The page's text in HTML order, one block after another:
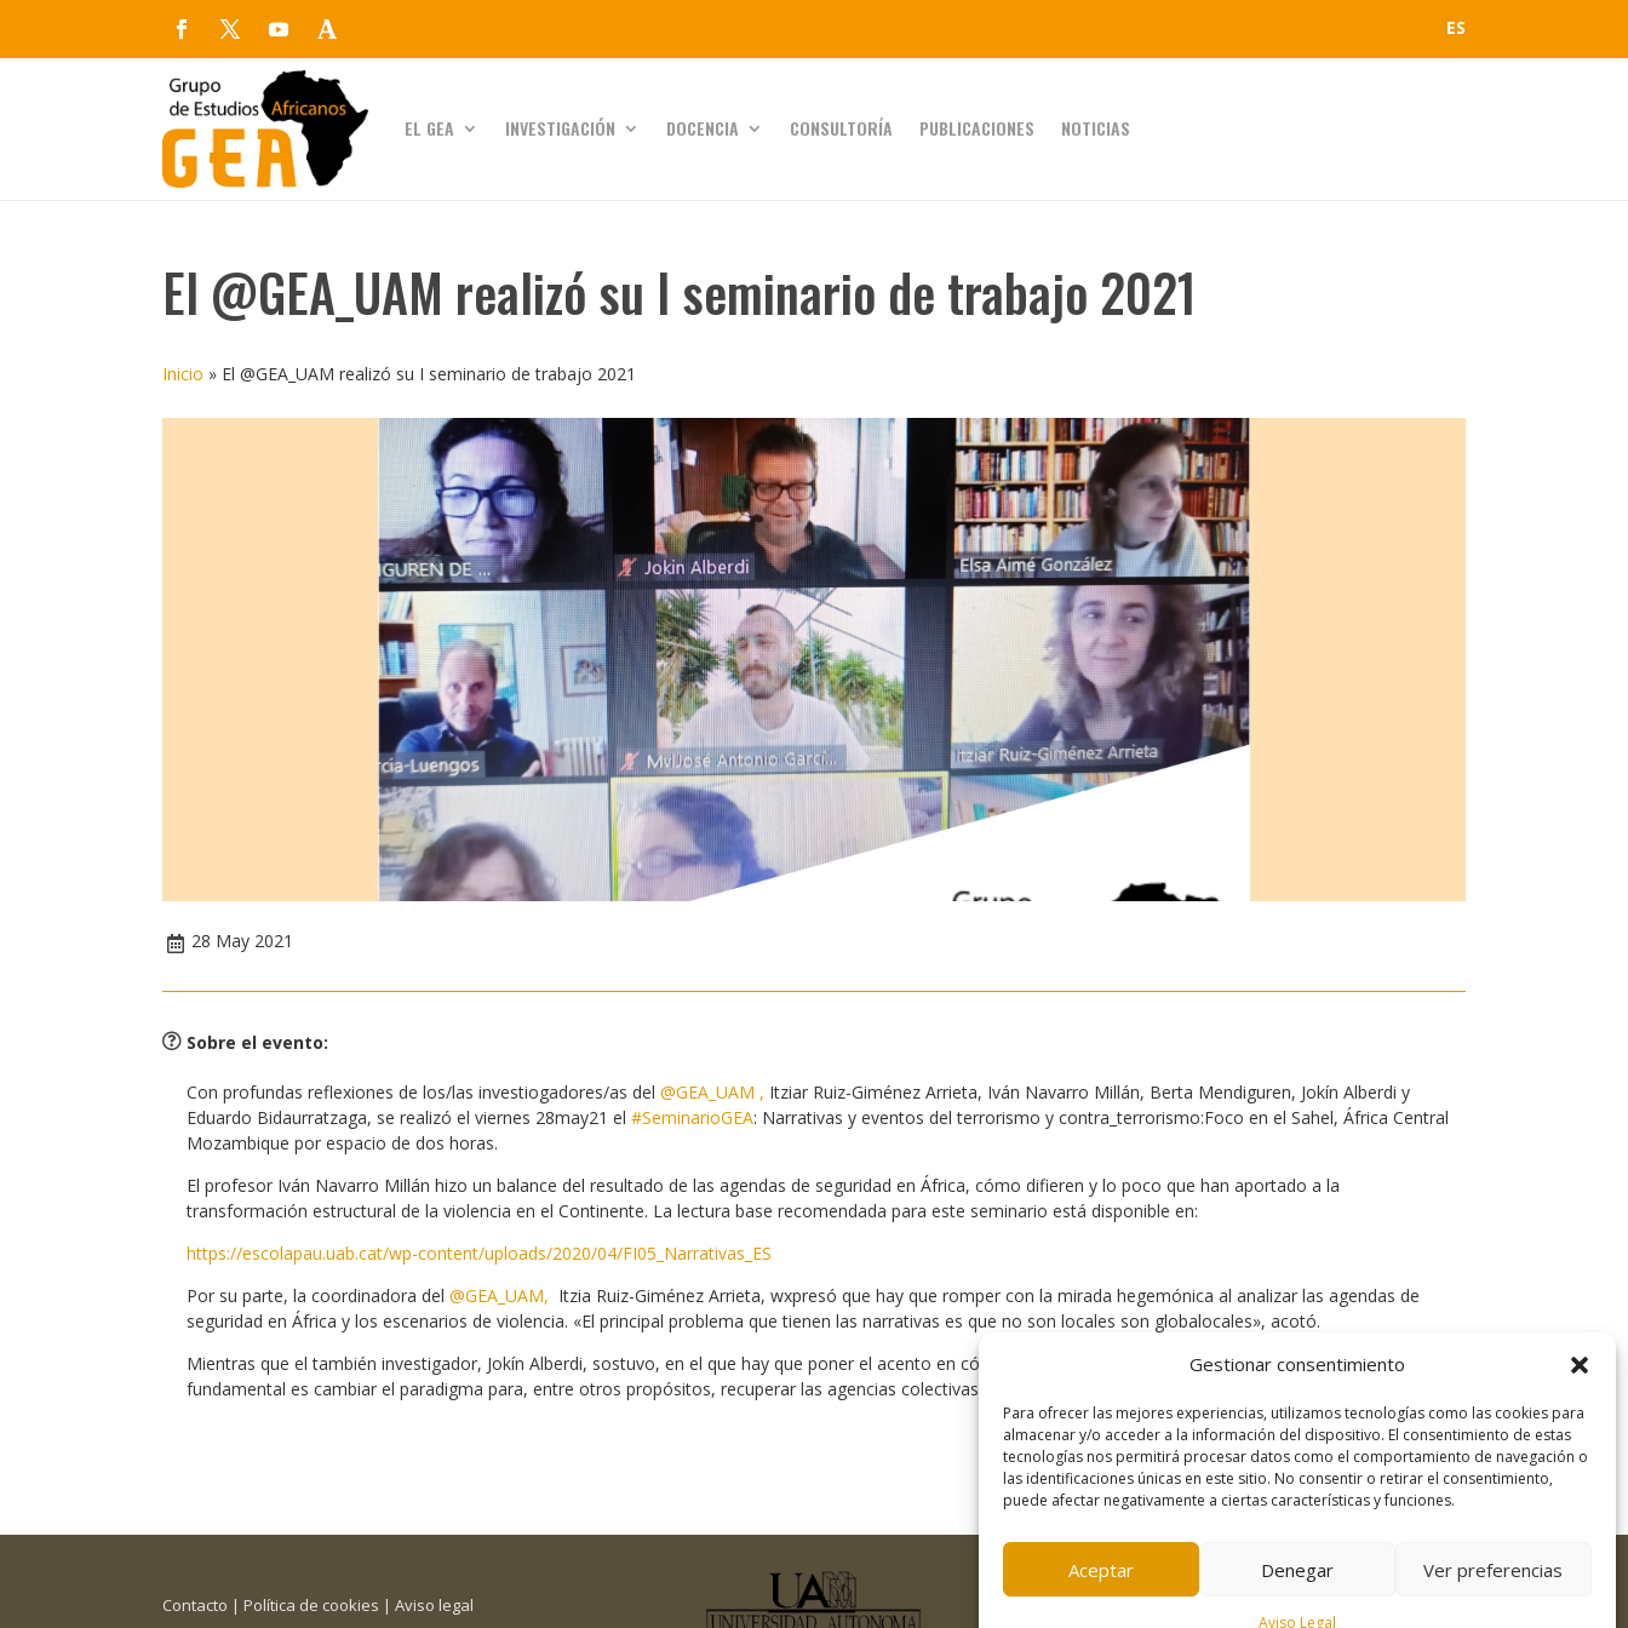
Gestionar consentimiento
Para ofrecer las mejores experiencias, utilizamos tecnologías como las cookies para
almacenar y/o acceder a la información del dispositivo. El consentimiento de estas
tecnologías nos permitirá procesar datos como el comportamiento de navegación o
las identificaciones únicas en este sitio. No consentir o retirar el consentimiento,
puede afectar negativamente a ciertas características y funciones.
Aceptar Denegar Ver preferencias
Aviso Legal
ES
EL GEA INVESTIGACIÓN DOCENCIA CONSULTORÍA PUBLICACIONES NOTICIAS
El @GEA_UAM realizó su I seminario de trabajo 2021
Inicio » El @GEA_UAM realizó su I seminario de trabajo 2021
28 May 2021
Sobre el evento:
Con profundas reflexiones de los/las investiogadores/as del@GEA_UAM , Itziar Ruiz-Giménez Arrieta, Iván Navarro Millán, Berta Mendiguren, Jokín Alberdi y
Eduardo Bidaurratzaga, se realizó el viernes 28may21 el#SeminarioGEA: Narrativas y eventos del terrorismo y contra_terrorismo:Foco en el Sahel, África Central
Mozambique por espacio de dos horas.
El profesor Iván Navarro Millán hizo un balance del resultado de las agendas de seguridad en África, cómo difieren y lo poco que han aportado a la
transformación estructural de la violencia en el Continente. La lectura base recomendada para este seminario está disponible en:
https://escolapau.uab.cat/wp-content/uploads/2020/04/FI05_Narrativas_ES
Por su parte, la coordinadora del@GEA_UAM, Itzia Ruiz-Giménez Arrieta, wxpresó que hay que romper con la mirada hegemónica al analizar las agendas de
seguridad en África y los escenarios de violencia. «El principal problema que tienen las narrativas es que no son locales son globalocales», acotó.
Mientras que el también investigador, Jokín Alberdi, sostuvo, en el que hay que poner el acento en cómo analizamos los conflictos en África. Agregó que lo
fundamental es cambiar el paradigma para, entre otros propósitos, recuperar las agencias colectivas locales
Contacto |Política de cookies |Aviso legal